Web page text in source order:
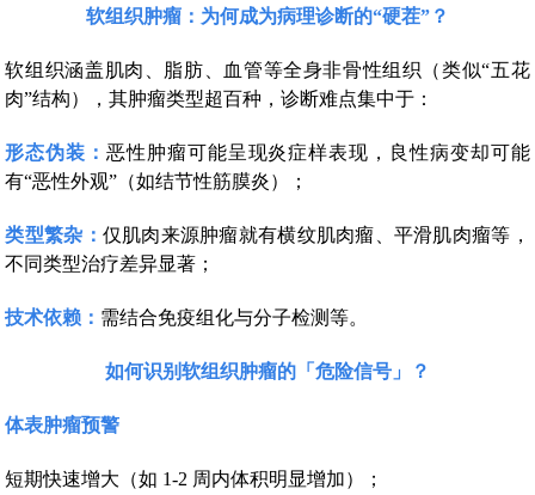
软组织肿瘤：为何成为病理诊断的“硬茬”？
软组织涵盖肌肉、脂肪、血管等全身非骨性组织（类似“五花
肉”结构），其肿瘤类型超百种，诊断难点集中于：
形态伪装：恶性肿瘤可能呈现炎症样表现，良性病变却可能
有“恶性外观”（如结节性筋膜炎）；
类型繁杂： 仅肌肉来源肿瘤就有横纹肌肉瘤、平滑肌肉瘤等，
不同类型治疗差异显著；
技术依赖： 需结合免疫组化与分子检测等。
如何识别软组织肿瘤的「危险信号」？
体表肿瘤预警
短期快速增大（如 1-2 周内体积明显增加）；